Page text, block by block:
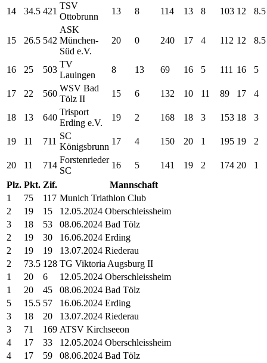
14 34.5 421
TSV
Ottobrunn
13 8 114 13 8 103 12 8.5
15 26.5 542
ASK
München-
Süd e.V.
20 0 240 17 4 112 12 8.5
16 25 503
TV
Lauingen
8 13 69 16 5 111 16 5
17 22 560
WSV Bad
Tölz II
15 6 132 10 11 89 17 4
18 13 640
Trisport
Erding e.V.
19 2 168 18 3 153 18 3
19 11 711
SC
Königsbrunn
17 4 150 20 1 195 19 2
20 11 714
Forstenrieder
SC
16 5 141 19 2 174 20
1
Plz. Pkt. Zif.
Mannschaft
1
75 117 Munich Triathlon Club
2
19 15
12.05.2024 Oberschleissheim
3
18 53
08.06.2024 Bad Tölz
2
19 30
16.06.2024 Erding
2
19 19
13.07.2024 Riederau
2
73.5 128 TG Viktoria Augsburg II
1
20 6
12.05.2024 Oberschleissheim
1
20 45
08.06.2024 Bad Tölz
5
15.5 57
16.06.2024 Erding
3
18 20
13.07.2024 Riederau
3
71 169 ATSV Kirchseeon
4
17 33
12.05.2024 Oberschleissheim
4
17 59
08.06.2024 Bad Tölz